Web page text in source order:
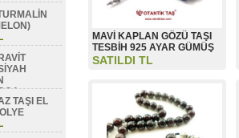
TAŞI EL
MAVİ KAPLAN GÖZÜ TAŞI
TESBİH 925 AYAR GÜMÜŞ
SATILDI TL